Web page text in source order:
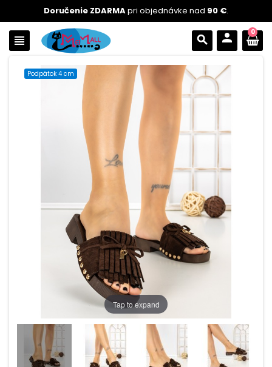
Doručenie ZDARMApri objednávke nad 90 €.
view_headline search person 0
Tap to expand
Podpätok 4 cm